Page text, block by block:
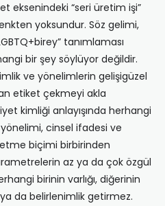
eksenindeki “seri üretim işi”
yoksundur. Söz gelimi,
tanımlaması
bir şey söylüyor değildir.
ve yönelimlerin gelişigüzel
etiket çekmeyi akla
kimliği anlayışında herhangi
cinsel ifadesi ve
biçimi birbirinden
az ya da çok özgül
birinin varlığı, diğerinin
da belirlenimlik getirmez.